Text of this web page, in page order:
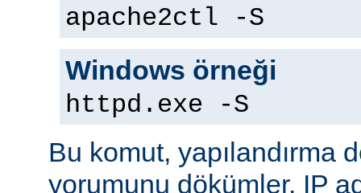
apache2ctl -S
Windows örneği
httpd.exe -S
Bu komut, yapılandırma
yorumunu dökümler. IP